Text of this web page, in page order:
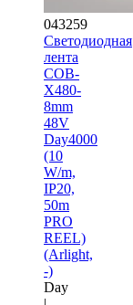
043259
Светодиодная
лента
COB-
X480-
8mm
48V
Day4000
(10
W/m,
IP20,
50m
PRO
REEL)
(Arlight,
-)
Day